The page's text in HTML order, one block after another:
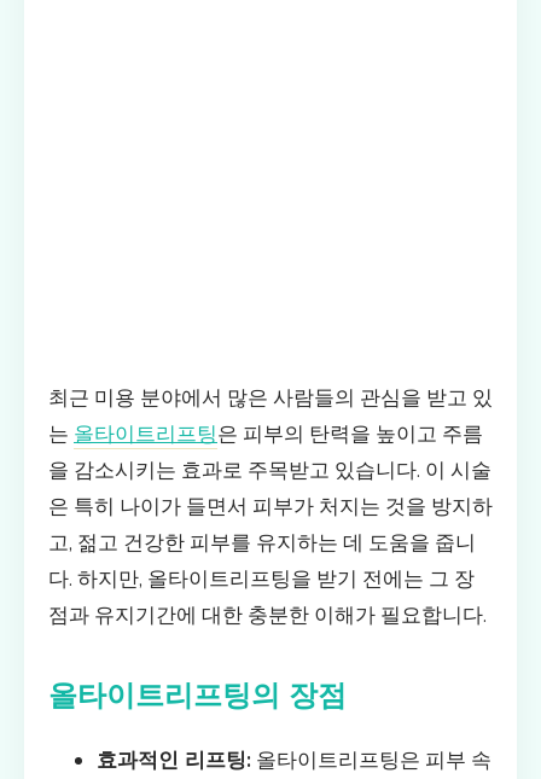
최근 미용 분야에서 많은 사람들의 관심을 받고 있
는 올타이트리프팅은 피부의 탄력을 높이고 주름
을 감소시키는 효과로 주목받고 있습니다. 이 시술
은 특히 나이가 들면서 피부가 처지는 것을 방지하
고, 젊고 건강한 피부를 유지하는 데 도움을 줍니
다. 하지만, 올타이트리프팅을 받기 전에는 그 장
점과 유지기간에 대한 충분한 이해가 필요합니다.
올타이트리프팅의 장점
효과적인 리프팅: 올타이트리프팅은 피부 속